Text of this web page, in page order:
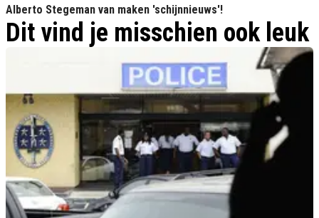
Alberto Stegeman van maken 'schijnnieuws'!
Dit vind je misschien ook leuk